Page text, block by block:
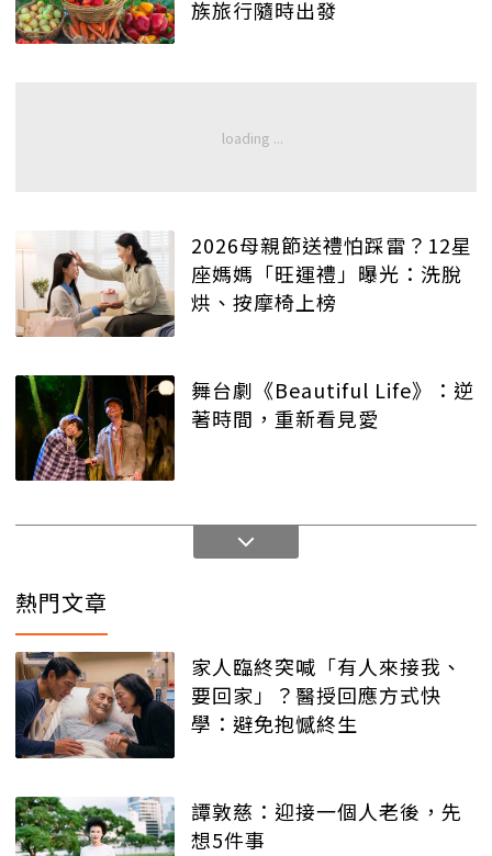
族旅行隨時出發
2026母親節送禮怕踩雷？12星
座媽媽「旺運禮」曝光：洗脫
烘、按摩椅上榜
舞台劇《Beautiful Life》：逆
著時間，重新看見愛
熱門文章
家人臨終突喊「有人來接我、
要回家」？醫授回應方式快
學：避免抱憾終生
譚敦慈：迎接一個人老後，先
想5件事